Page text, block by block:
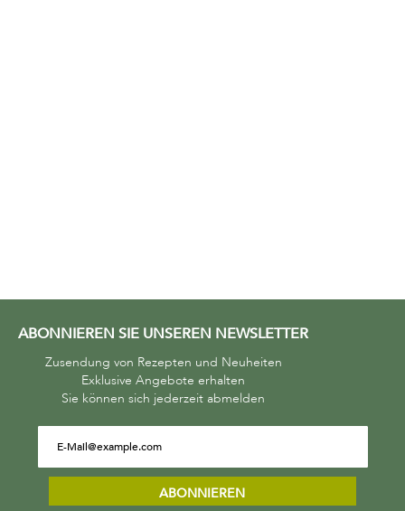
ABONNIEREN SIE UNSEREN NEWSLETTER
Zusendung von Rezepten und Neuheiten
Exklusive Angebote erhalten
Sie können sich jederzeit abmelden
ABONNIEREN